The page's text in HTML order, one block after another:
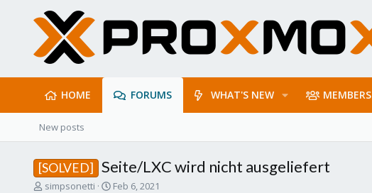
HOME FORUMS WHAT'S NEW MEMBERS
New posts
[SOLVED] Seite/LXC wird nicht ausgeliefert
T
simpsonetti
S
Feb 6, 2021